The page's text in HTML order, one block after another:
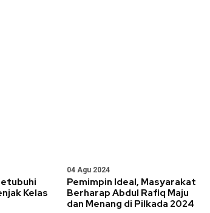
Kelas
04 Agu 2024
Pemimpin Ideal, Masyarakat
Berharap Abdul Rafiq Maju
dan Menang di Pilkada 2024